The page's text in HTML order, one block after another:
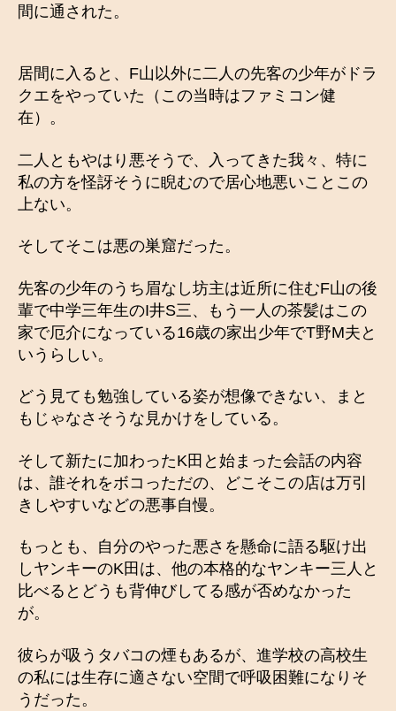
間に通された。
居間に入ると、F山以外に二人の先客の少年がドラ
クエをやっていた（この当時はファミコン健
在）。
二人ともやはり悪そうで、入ってきた我々、特に
私の方を怪訝そうに睨むので居心地悪いことこの
上ない。
そしてそこは悪の巣窟だった。
先客の少年のうち眉なし坊主は近所に住むF山の後
輩で中学三年生のI井S三、もう一人の茶髪はこの
家で厄介になっている16歳の家出少年でT野M夫と
いうらしい。
どう見ても勉強している姿が想像できない、まと
もじゃなさそうな見かけをしている。
そして新たに加わったK田と始まった会話の内容
は、誰それをボコっただの、どこそこの店は万引
きしやすいなどの悪事自慢。
もっとも、自分のやった悪さを懸命に語る駆け出
しヤンキーのK田は、他の本格的なヤンキー三人と
比べるとどうも背伸びしてる感が否めなかった
が。
彼らが吸うタバコの煙もあるが、進学校の高校生
の私には生存に適さない空間で呼吸困難になりそ
うだった。